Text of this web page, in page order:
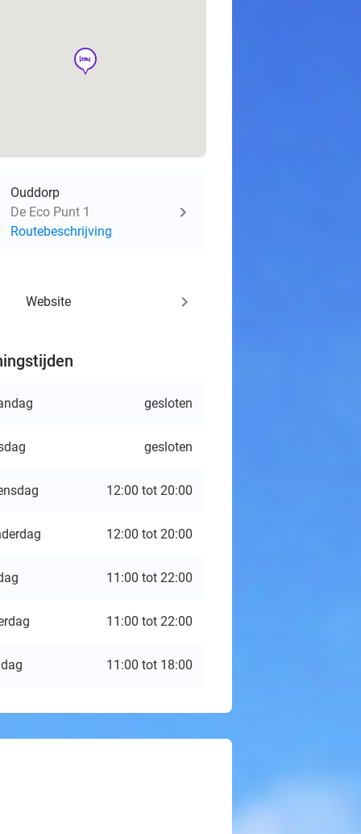
hotel
Ouddorp
De Eco Punt 1
Routebeschrijving
Website keyboard_arrow_right
gesloten
gesloten
12:00 tot 20:00
12:00 tot 20:00
11:00 tot 22:00
11:00 tot 22:00
11:00 tot 18:00